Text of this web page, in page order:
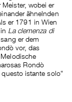
wobei er
ähnelnden
er 1791 in Wien
La clemenza di
er dem
vor, das
Rondò
istante solo“